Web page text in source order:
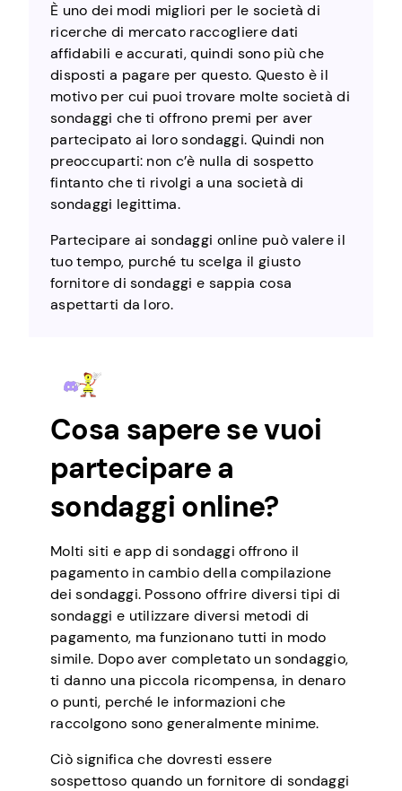
È uno dei modi migliori per le società di
ricerche di mercato raccogliere dati
affidabili e accurati, quindi sono più che
disposti a pagare per questo. Questo è il
motivo per cui puoi trovare molte società di
sondaggi che ti offrono premi per aver
partecipato ai loro sondaggi. Quindi non
preoccuparti: non c’è nulla di sospetto
fintanto che ti rivolgi a una società di
sondaggi legittima.
Partecipare ai sondaggi online può valere il
tuo tempo, purché tu scelga il giusto
fornitore di sondaggi e sappia cosa
aspettarti da loro.
Cosa sapere se vuoi
partecipare a
sondaggi online?
Molti siti e app di sondaggi offrono il
pagamento in cambio della compilazione
dei sondaggi. Possono offrire diversi tipi di
sondaggi e utilizzare diversi metodi di
pagamento, ma funzionano tutti in modo
simile. Dopo aver completato un sondaggio,
ti danno una piccola ricompensa, in denaro
o punti, perché le informazioni che
raccolgono sono generalmente minime.
Ciò significa che dovresti essere
sospettoso quando un fornitore di sondaggi